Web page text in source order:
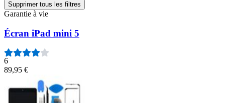
Supprimer tous les filtres
Garantie à vie
Écran iPad mini 5
6
89,95 €